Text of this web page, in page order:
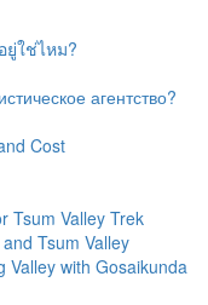
ยู่ใช่ไหม?
агентство?
Cost
Tsum Valley Trek
Tsum Valley
Valley with Gosaikunda